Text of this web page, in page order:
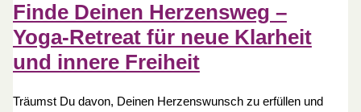
Finde Deinen Herzensweg –
Yoga-Retreat für neue Klarheit
und innere Freiheit
Träumst Du davon, Deinen Herzenswunsch zu erfüllen und